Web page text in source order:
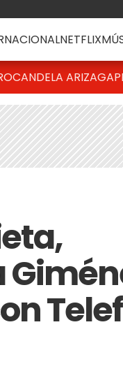
NETFLIX
CANDELA ARIZAGA